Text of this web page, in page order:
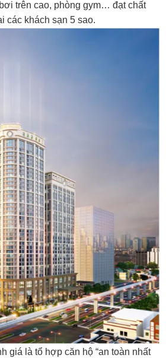
trên cao, phòng gym… đạt chất
các khách sạn 5 sao.
giá là tổ hợp căn hộ “an toàn nhất